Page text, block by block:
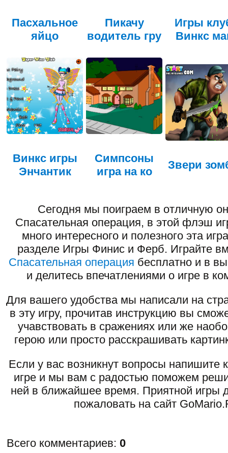
Пасхальное
яйцо
Пикачу
водитель гру
Игры
Винкс
Винкс игры
Энчантик
Симпсоны
игра на ко
Звери
Сегодня мы поиграем в отличную
Спасательная операция, в этой флэш
много интересного и полезного эта
разделе Игры Финис и Ферб. Играйте
Спасательная операция бесплатно и в
и делитесь впечатлениями о игре в
Для вашего удобства мы написали на
в эту игру, прочитав инструкцию вы
учавствовать в сражениях или же
герою или просто расскрашивать
Если у вас возникнут вопросы напишите
игре и мы вам с радостью поможем
ней в ближайшее время. Приятной игры
пожаловать на сайт
Всего комментариев: 0